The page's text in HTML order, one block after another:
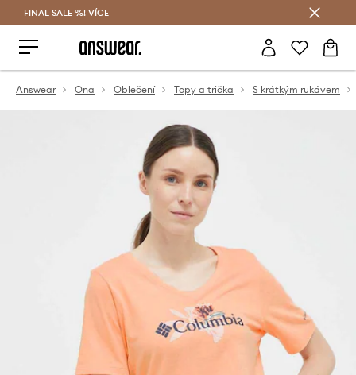
FINAL SALE %! VÍCE
Answear Ona Oblečení Topy a trička S krátkým rukávem